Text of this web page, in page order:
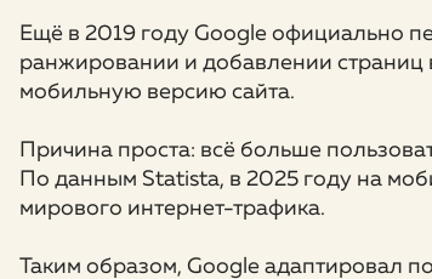
Ещё в 2019 году Google официально
ранжировании и добавлении страниц
мобильную версию сайта.
Причина проста: всё больше
По данным Statista, в 2025 году на
мирового интернет-трафика.
Таким образом, Google адаптировал